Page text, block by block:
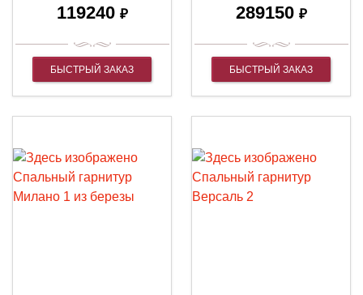
119240 ₽
БЫСТРЫЙ ЗАКАЗ
289150 ₽
БЫСТРЫЙ ЗАКАЗ